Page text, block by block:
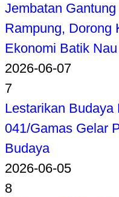
Jembatan
Rampung, Dorong
Ekonomi Batik Nau
2026-06-07
7
Lestarikan Budaya
041/Gamas Gelar
Budaya
2026-06-05
8